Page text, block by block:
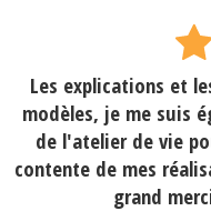
Les explications et
modèles, je me suis
de l'atelier de vie
contente de mes
grand